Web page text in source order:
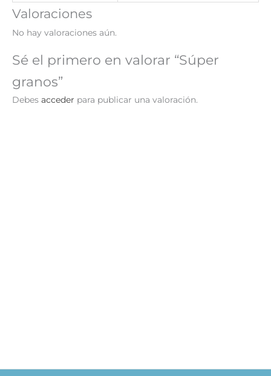
Valoraciones
No hay valoraciones aún.
Sé el primero en valorar “Súper
granos”
Debes acceder para publicar una valoración.